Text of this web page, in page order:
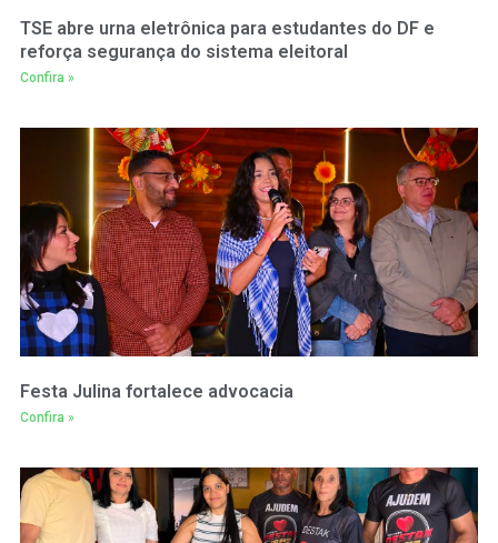
TSE abre urna eletrônica para estudantes do DF e
reforça segurança do sistema eleitoral
Confira »
Festa Julina fortalece advocacia
Confira »